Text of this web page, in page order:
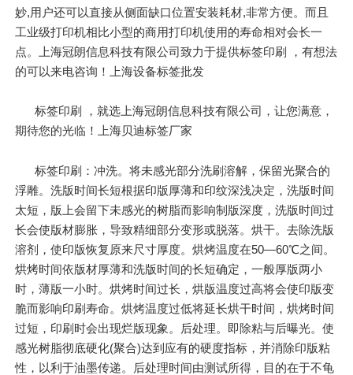
妙,用户还可以直接从侧面缺口位置安装耗材,非常方便。而且
工业级打印机相比小型的商用打印机使用的寿命相对会长一
点。上海冠朗信息科技有限公司致力于提供标签印刷 ，有想法
的可以来电咨询！上海设备标签批发
标签印刷 ，就选上海冠朗信息科技有限公司，让您满意，
期待您的光临！上海贝迪标签厂家
标签印刷：冲洗。将未感光部分洗刷溶解，保留光聚合的
浮雕。洗版时间长短根据印版厚薄和印纹深浅决定，洗版时间
太短，版上会留下未感光的树脂而影响制版深度，洗版时间过
长会使版材膨胀，导致精细部分变形或脱落。烘干。去除洗版
溶剂，使印版恢复原来尺寸厚度。烘烤温度在50—60℃之间。
烘烤时间依版材厚薄和洗版时间的长短确定，一般厚版两小
时，薄版一小时。烘烤时间过长，烘版温度过高将会使印版变
脆而影响印刷寿命。烘烤温度过低将延长烘干时间，烘烤时间
过短，印刷时会出现烂版现象。后处理。即除粘与后曝光。使
感光树脂彻底硬化(聚合)达到应有的硬度指标，并消除印版粘
性，以利于油墨传递。后处理时间由测试所得，目的在于不龟